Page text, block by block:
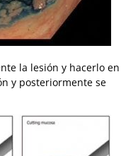
la lesión y hacerlo en
y posteriormente se